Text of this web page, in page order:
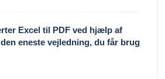
Excel til PDF ved hjælp af
eneste vejledning, du får brug